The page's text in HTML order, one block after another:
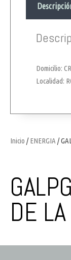
Inicio /ENERGIA /
DE
Domicilio:
Localidad: